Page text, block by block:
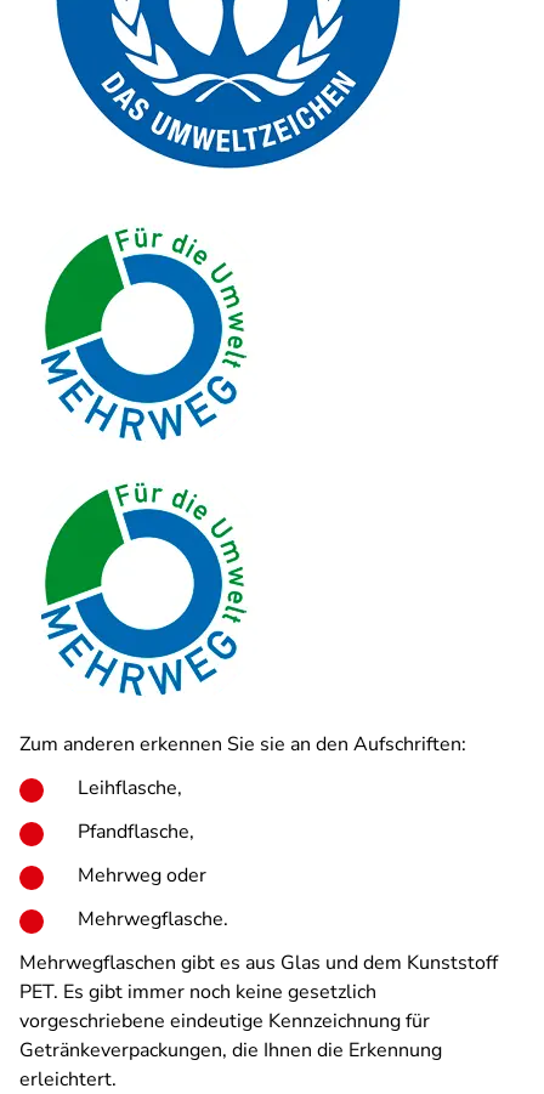
Zum anderen erkennen Sie sie an den Aufschriften:
Leihfla­sche,
Pfandflasche,
Mehrweg oder
Mehr­wegflasche.
Mehrwegflaschen gibt es aus Glas und dem Kunststoff
PET. Es gibt immer noch keine gesetzlich
vorgeschriebene eindeutige Kennzeichnung für
Getränkeverpackungen, die Ihnen die Erkennung
erleichtert.